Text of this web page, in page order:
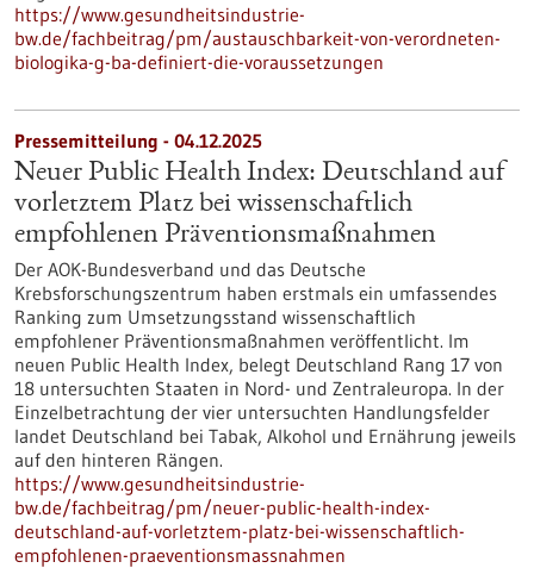
https://www.gesundheitsindustrie-
bw.de/fachbeitrag/pm/austauschbarkeit-von-verordneten-
biologika-g-ba-definiert-die-voraussetzungen
Pressemitteilung - 04.12.2025
Neuer Public Health Index: Deutschland auf
vorletztem Platz bei wissenschaftlich
empfohlenen Präventionsmaßnahmen
Der AOK-Bundesverband und das Deutsche
Krebsforschungszentrum haben erstmals ein umfassendes
Ranking zum Umsetzungsstand wissenschaftlich
empfohlener Präventionsmaßnahmen veröffentlicht. Im
neuen Public Health Index, belegt Deutschland Rang 17 von
18 untersuchten Staaten in Nord- und Zentraleuropa. In der
Einzelbetrachtung der vier untersuchten Handlungsfelder
landet Deutschland bei Tabak, Alkohol und Ernährung jeweils
auf den hinteren Rängen.
https://www.gesundheitsindustrie-
bw.de/fachbeitrag/pm/neuer-public-health-index-
deutschland-auf-vorletztem-platz-bei-wissenschaftlich-
empfohlenen-praeventionsmassnahmen